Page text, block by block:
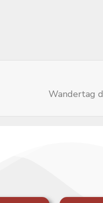
Wandertag